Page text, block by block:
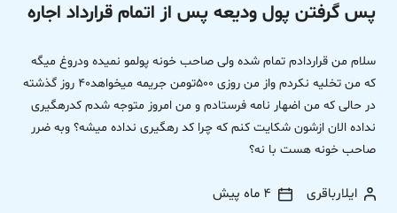
پس گرفتن پول ودیعه پس از اتمام قرارداد اجاره
سلام من قراردادم تمام شده ولی صاحب خونه پولمو نمیده ودروغ میگه
که من تخلیه نکردم واز من روزی 500تومن جریمه میخواهد40 روز گذشته
در حالی که من اضهار نامه فرستادم و من امروز متوجه شدم کدرهگیری
نداده الان ازشون شکایت کنم که چرا کد رهگیری نداده میشه؟ وبه ضرر
صاحب خونه هست با نه؟
ایلارباقری 4 ماه پیش